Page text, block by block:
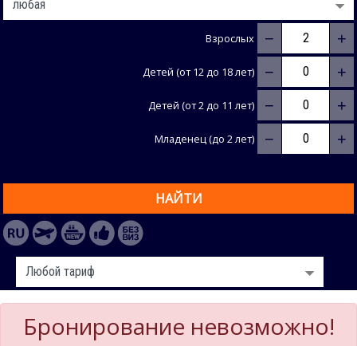
Взрослых − +
Детей (от 12 до 18 лет) − +
Детей (от 2 до 11 лет) − +
Младенец (до 2 лет) − +
НАЙТИ
Бронирование невозможно!